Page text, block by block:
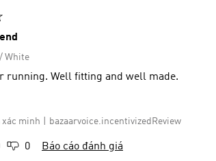
White
running. Well fitting and well made.
minh
bazaarvoice.incentivizedReview
0 Báo cáo đánh giá